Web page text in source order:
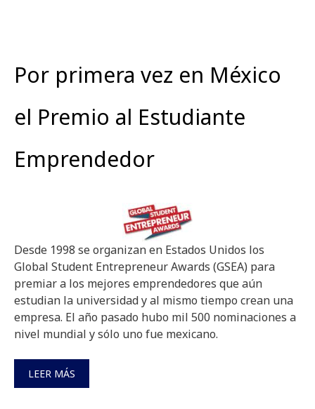
Por primera vez en México
el Premio al Estudiante
Emprendedor
Desde 1998 se organizan en Estados Unidos los
Global Student Entrepreneur Awards (GSEA) para
premiar a los mejores emprendedores que aún
estudian la universidad y al mismo tiempo crean una
empresa. El año pasado hubo mil 500 nominaciones a
nivel mundial y sólo uno fue mexicano.
LEER MÁS